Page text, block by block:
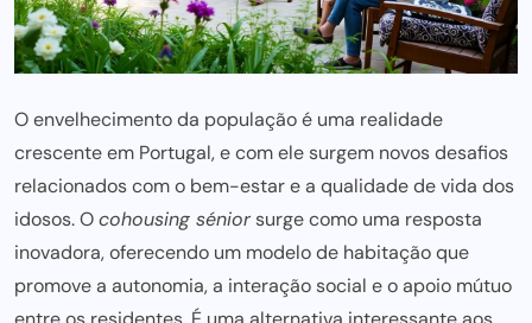
O envelhecimento da população é uma realidade
crescente em Portugal, e com ele surgem novos desafios
relacionados com o bem-estar e a qualidade de vida dos
idosos. Ocohousing séniorsurge como uma resposta
inovadora, oferecendo um modelo de habitação que
promove a autonomia, a interação social e o apoio mútuo